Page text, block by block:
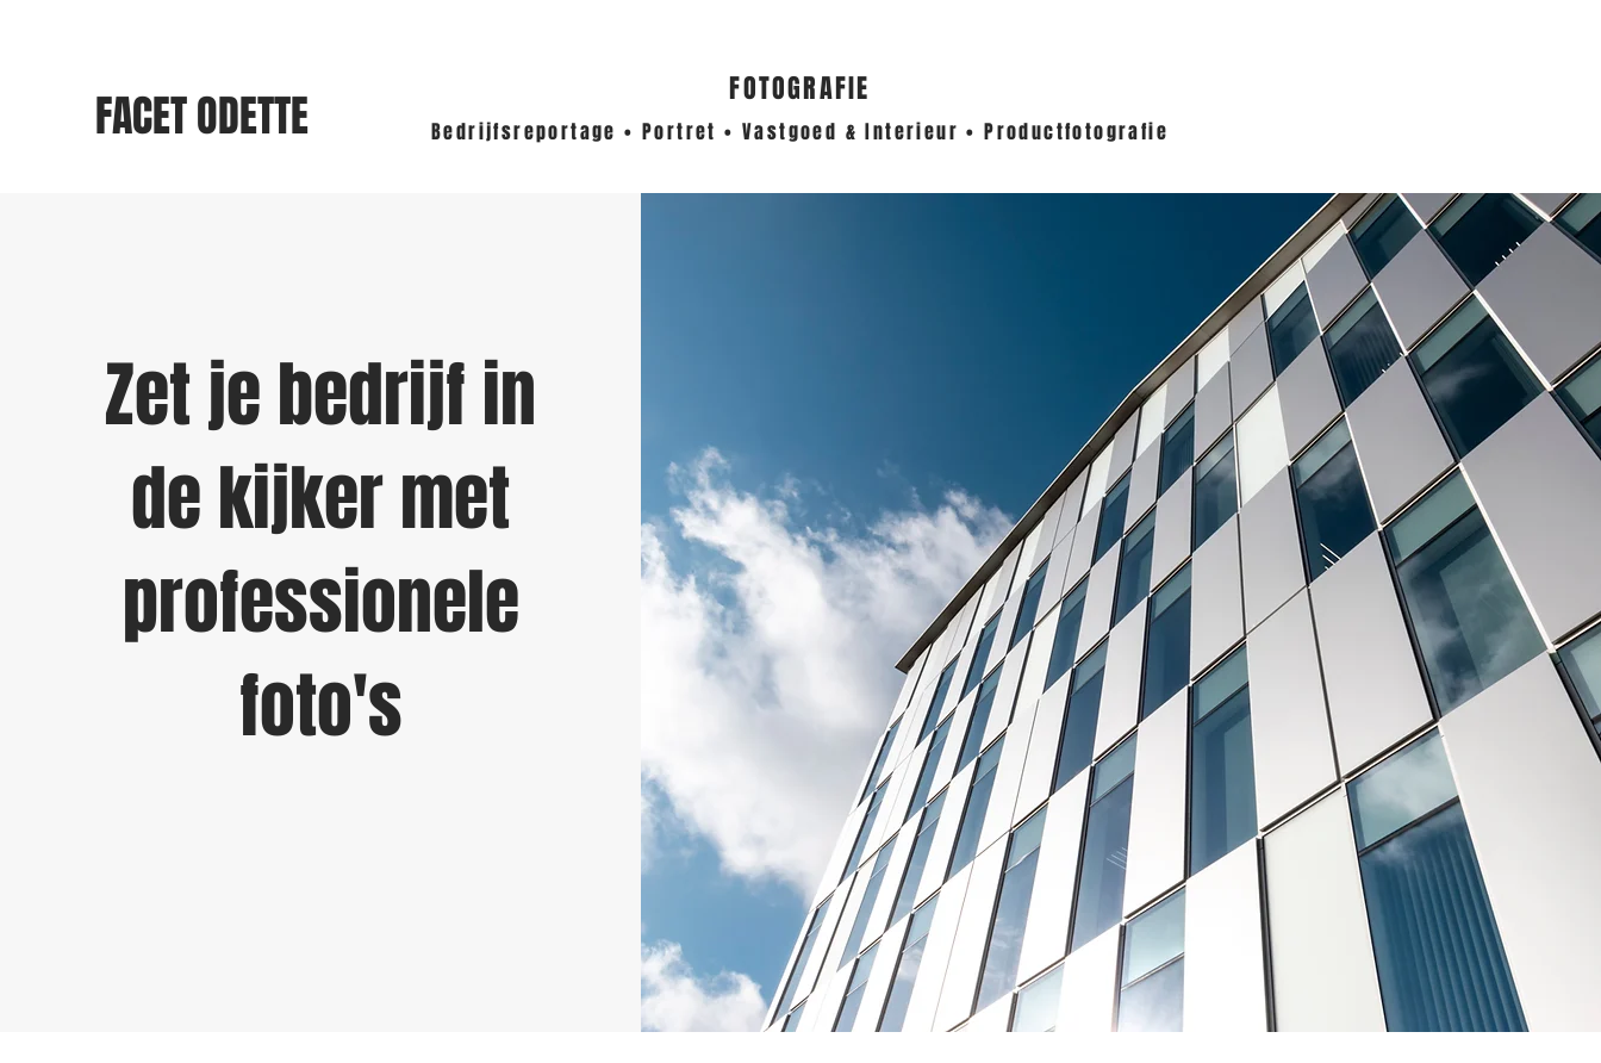
FACET ODETTE FOTOGRAFIE
Bedrijfsreportage • Portret • Vastgoed & Interieur • Productfotografie
Zet je bedrijf in
de kijker met
professionele
foto's